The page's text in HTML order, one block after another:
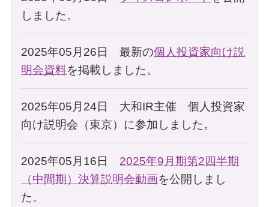
しました。
2025年05月26日 最新の個人投資家向け説
明会資料を掲載しました。
2025年05月24日 大和IR主催 個人投資家
向け説明会（東京）に参加しました。
2025年05月16日 2025年9月期第2四半期
（中間期）決算説明会動画を公開しまし
た。